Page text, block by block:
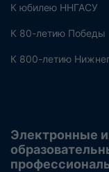
К юбилею ННГАСУ
К 80-летию Победы
К 800-летию
Электронные